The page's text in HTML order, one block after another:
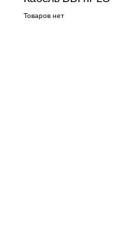
Товаров нет